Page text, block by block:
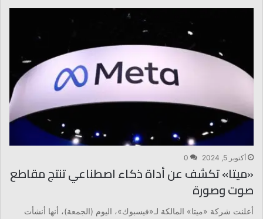
أكتوبر 5, 2024 0
«ميتا» تكشف عن أداة ذكاء اصطناعي تنتج مقاطع
صوت وصورة
أعلنت شركة «ميتا» المالكة لـ«فيسبوك»، اليوم (الجمعة)، أنها أنشأت